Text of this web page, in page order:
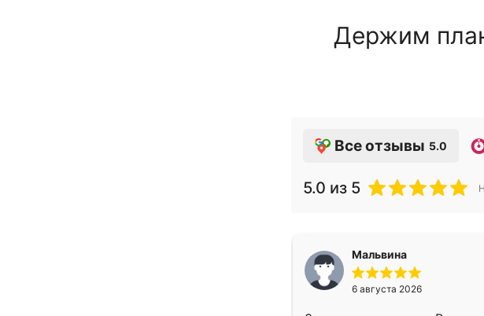
Держим
Все отзывы 5.0
5.0 из 5
Мальвина
6 августа 2026